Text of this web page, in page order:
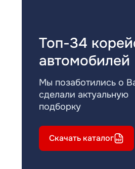
Топ-34
автомобилей
Мы позаботились о
сделали актуальную
подборку
Скачать каталог